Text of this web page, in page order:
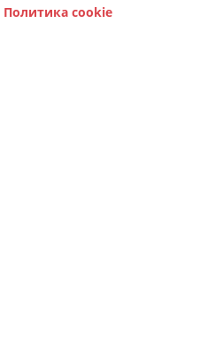
Политика cookie